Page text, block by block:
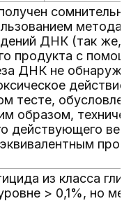
ДНК (так же,
продукта с
ДНК не
действие,
тесте,
образом,
действующего
из класса
> 0,1%, но